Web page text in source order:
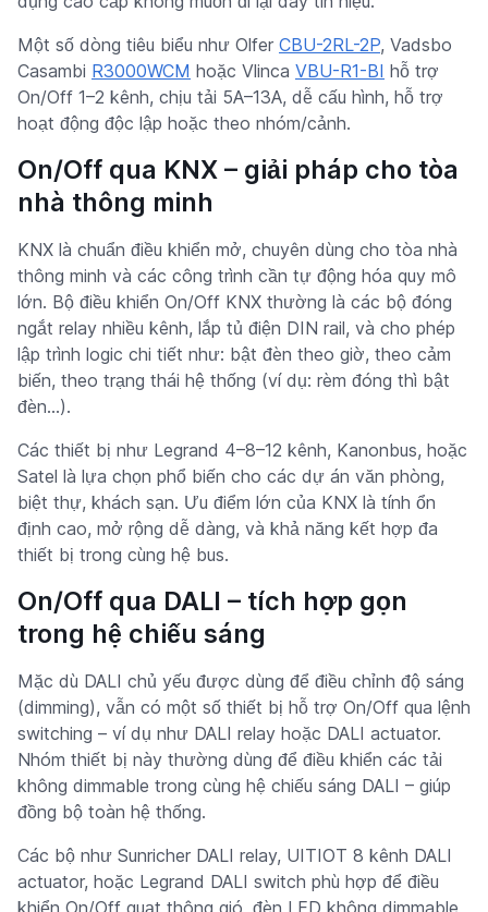
Một số dòng tiêu biểu như Olfer CBU-2RL-2P, Vadsbo
Casambi R3000WCM hoặc Vlinca VBU-R1-BI hỗ trợ
On/Off 1–2 kênh, chịu tải 5A–13A, dễ cấu hình, hỗ trợ
hoạt động độc lập hoặc theo nhóm/cảnh.
On/Off qua KNX – giải pháp cho tòa
nhà thông minh
KNX là chuẩn điều khiển mở, chuyên dùng cho tòa nhà
thông minh và các công trình cần tự động hóa quy mô
lớn. Bộ điều khiển On/Off KNX thường là các bộ đóng
ngắt relay nhiều kênh, lắp tủ điện DIN rail, và cho phép
lập trình logic chi tiết như: bật đèn theo giờ, theo cảm
biến, theo trạng thái hệ thống (ví dụ: rèm đóng thì bật
đèn…).
Các thiết bị như Legrand 4–8–12 kênh, Kanonbus, hoặc
Satel là lựa chọn phổ biến cho các dự án văn phòng,
biệt thự, khách sạn. Ưu điểm lớn của KNX là tính ổn
định cao, mở rộng dễ dàng, và khả năng kết hợp đa
thiết bị trong cùng hệ bus.
On/Off qua DALI – tích hợp gọn
trong hệ chiếu sáng
Mặc dù DALI chủ yếu được dùng để điều chỉnh độ sáng
(dimming), vẫn có một số thiết bị hỗ trợ On/Off qua lệnh
switching – ví dụ như DALI relay hoặc DALI actuator.
Nhóm thiết bị này thường dùng để điều khiển các tải
không dimmable trong cùng hệ chiếu sáng DALI – giúp
đồng bộ toàn hệ thống.
Các bộ như Sunricher DALI relay, UITIOT 8 kênh DALI
actuator, hoặc Legrand DALI switch phù hợp để điều
khiển On/Off quạt thông gió, đèn LED không dimmable,